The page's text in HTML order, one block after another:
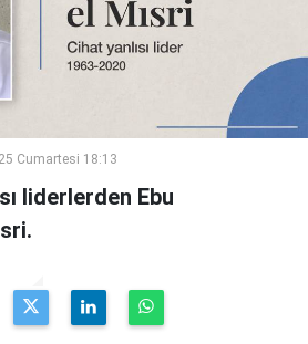
Cumartesi 18:13
liderlerden Ebu